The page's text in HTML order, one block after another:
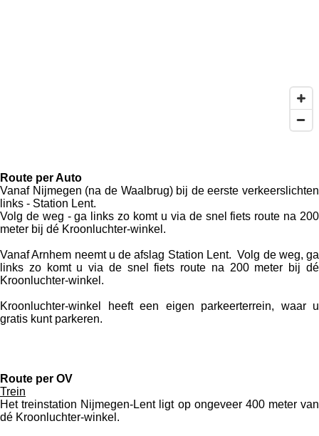
Route per Auto
Vanaf Nijmegen (na de Waalbrug) bij de eerste verkeerslichten
links - Station Lent.
Volg de weg -ga links zo komt u via de snel fiets route na 200
meter bij dé Kroonluchter-winkel.
Vanaf Arnhem neemt u de afslag Station Lent. Volg de weg, ga
links zo komt u via de snel fiets route na 200 meter bij dé
Kroonluchter-winkel.
Kroonluchter-winkel heeft een eigen parkeerterrein, waar u
gratis kunt parkeren.
Route per OV
Trein
Het treinstation Nijmegen-Lent ligt op ongeveer 400 meter van
dé Kroonluchter-winkel.